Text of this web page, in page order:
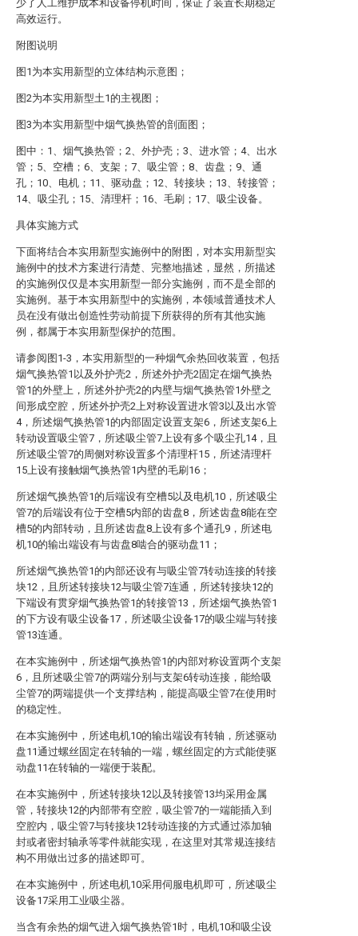
少了人工维护成本和设备停机时间，保证了装置长期稳定
高效运行。
附图说明
图1为本实用新型的立体结构示意图；
图2为本实用新型土1的主视图；
图3为本实用新型中烟气换热管的剖面图；
图中：1、烟气换热管；2、外护壳；3、进水管；4、出水
管；5、空槽；6、支架；7、吸尘管；8、齿盘；9、通
孔；10、电机；11、驱动盘；12、转接块；13、转接管；
14、吸尘孔；15、清理杆；16、毛刷；17、吸尘设备。
具体实施方式
下面将结合本实用新型实施例中的附图，对本实用新型实
施例中的技术方案进行清楚、完整地描述，显然，所描述
的实施例仅仅是本实用新型一部分实施例，而不是全部的
实施例。基于本实用新型中的实施例，本领域普通技术人
员在没有做出创造性劳动前提下所获得的所有其他实施
例，都属于本实用新型保护的范围。
请参阅图1-3，本实用新型的一种烟气余热回收装置，包括
烟气换热管1以及外护壳2，所述外护壳2固定在烟气换热
管1的外壁上，所述外护壳2的内壁与烟气换热管1外壁之
间形成空腔，所述外护壳2上对称设置进水管3以及出水管
4，所述烟气换热管1的内部固定设置支架6，所述支架6上
转动设置吸尘管7，所述吸尘管7上设有多个吸尘孔14，且
所述吸尘管7的周侧对称设置多个清理杆15，所述清理杆
15上设有接触烟气换热管1内壁的毛刷16；
所述烟气换热管1的后端设有空槽5以及电机10，所述吸尘
管7的后端设有位于空槽5内部的齿盘8，所述齿盘8能在空
槽5的内部转动，且所述齿盘8上设有多个通孔9，所述电
机10的输出端设有与齿盘8啮合的驱动盘11；
所述烟气换热管1的内部还设有与吸尘管7转动连接的转接
块12，且所述转接块12与吸尘管7连通，所述转接块12的
下端设有贯穿烟气换热管1的转接管13，所述烟气换热管1
的下方设有吸尘设备17，所述吸尘设备17的吸尘端与转接
管13连通。
在本实施例中，所述烟气换热管1的内部对称设置两个支架
6，且所述吸尘管7的两端分别与支架6转动连接，能给吸
尘管7的两端提供一个支撑结构，能提高吸尘管7在使用时
的稳定性。
在本实施例中，所述电机10的输出端设有转轴，所述驱动
盘11通过螺丝固定在转轴的一端，螺丝固定的方式能使驱
动盘11在转轴的一端便于装配。
在本实施例中，所述转接块12以及转接管13均采用金属
管，转接块12的内部带有空腔，吸尘管7的一端能插入到
空腔内，吸尘管7与转接块12转动连接的方式通过添加轴
封或者密封轴承等零件就能实现，在这里对其常规连接结
构不用做出过多的描述即可。
在本实施例中，所述电机10采用伺服电机即可，所述吸尘
设备17采用工业吸尘器。
当含有余热的烟气进入烟气换热管1时，电机10和吸尘设